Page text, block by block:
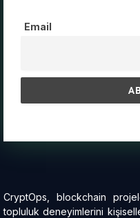
Email
CryptOps, blockchain
topluluk deneyimlerini